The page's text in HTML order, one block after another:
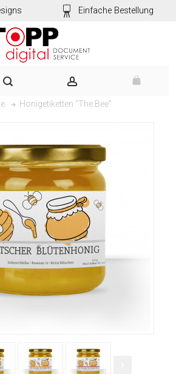
Einfache Bestellung
Honigetiketten "The Bee"